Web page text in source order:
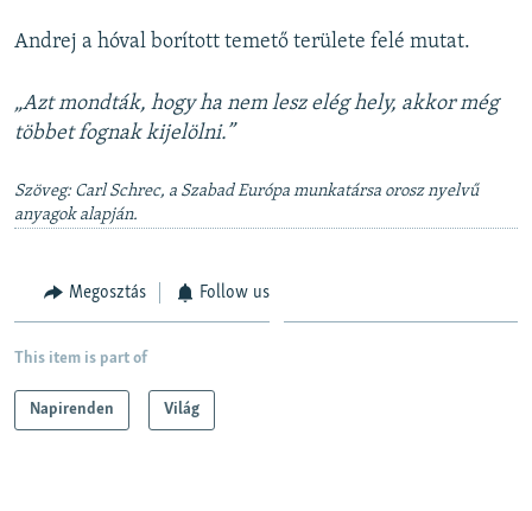
Andrej a hóval borított temető területe felé mutat.
„Azt mondták, hogy ha nem lesz elég hely, akkor még
többet fognak kijelölni.”
Szöveg: Carl Schrec, a Szabad Európa munkatársa orosz nyelvű
anyagok alapján.
Megosztás Follow us
This item is part of
Napirenden Világ